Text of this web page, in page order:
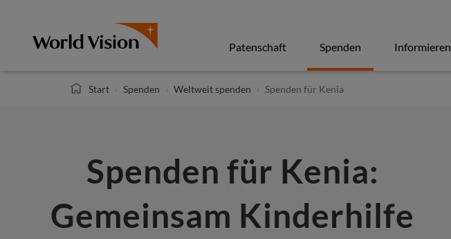
Patenschaft Spenden Informieren
Start Spenden Weltweit spenden Spenden für Kenia
Spenden für Kenia:
Gemeinsam Kinderhilfe